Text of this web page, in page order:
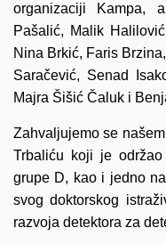
organizaciji Kampa,
Pašalić, Malik
Nina Brkić, Faris
Saračević, Senad
Majra Šišić Čaluk i
Zahvaljujemo se
Trbaliću koji je
grupe D, kao i jedno
svog doktorskog
razvoja detektora za